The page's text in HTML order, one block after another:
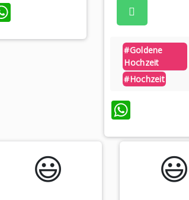
#goldene
Hochzeit
#hochzeit
😃️ 😃️